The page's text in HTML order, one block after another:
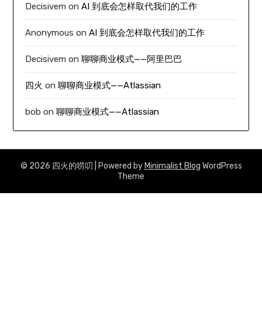
Decisivem onAI 到底会怎样取代我们的工作
Anonymous onAI 到底会怎样取代我们的工作
Decisivem on聊聊商业模式——阿里巴巴
四火 on聊聊商业模式——Atlassian
bob on聊聊商业模式——Atlassian
© 2026 四火的唠叨 | Powered by Minimalist Blog WordPress
Theme